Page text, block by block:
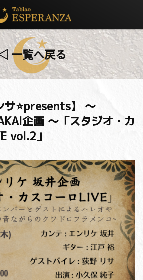
一覧へ戻る
サ⭐️presents】 〜
企画 〜「スタジオ・カ
vol.2」